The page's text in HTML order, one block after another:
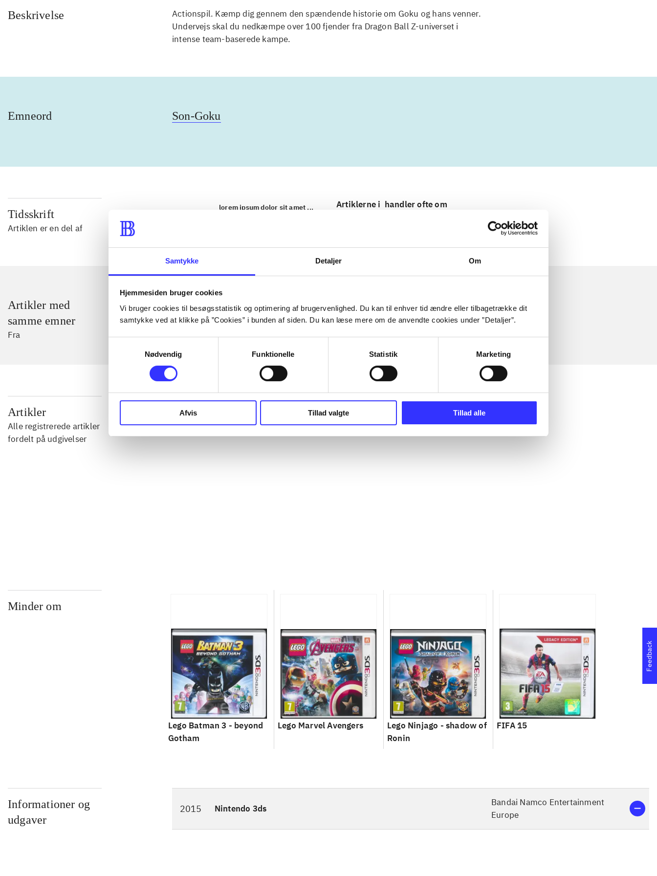
Samtykke Detaljer Om
Hjemmesiden bruger cookies
Vi bruger cookies til besøgsstatistik og optimering af brugervenlighed. Du kan til enhver tid ændre eller tilbagetrække dit
samtykke ved at klikke på ”Cookies” i bunden af siden. Du kan læse mere om de anvendte cookies under ”Detaljer”.
Nødvendig
Funktionelle Statistik Marketing
Afvis Tillad valgte Tillad alle
Beskrivelse
Actionspil. Kæmp dig gennem den spændende historie om Goku og hans venner.
Undervejs skal du nedkæmpe over 100 fjender fra Dragon Ball Z-universet i
intense team-baserede kampe.
Emneord Son-Goku
Tidsskrift
Artiklen er en del af
lorem ipsum dolor sit amet ...
Artiklerne i handler ofte om
Artikler med
samme emner
Fra
Artikler
Alle registrerede artikler
fordelt på udgivelser
...
Minder om
Lego Batman 3 - beyond
Gotham
Lego Marvel Avengers
Lego Ninjago - shadow of
Ronin
FIFA 15
Informationer og
udgaver
2015 Nintendo 3ds
Bandai Namco Entertainment
Europe
Feedback